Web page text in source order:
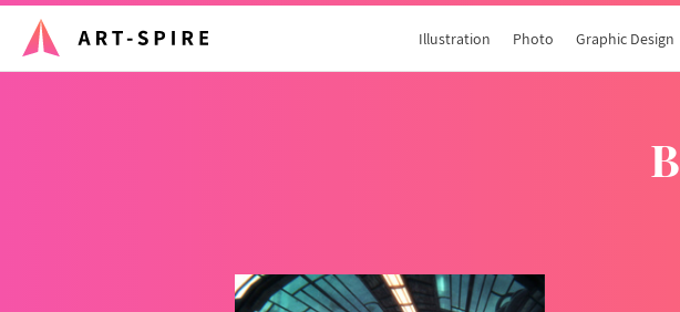
Illustration Photo Graphic Design